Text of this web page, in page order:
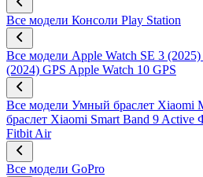
Все модели Консоли Play Station
Все модели Apple Watch SE 3 (2025)
(2024) GPS Apple Watch 10 GPS
Все модели Умный браслет Xiaomi
браслет Xiaomi Smart Band 9 Active
Fitbit Air
Все модели GoPro